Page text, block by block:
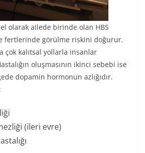
olarak ailede birinde olan HBS
fertlerinde görülme riskini doğurur.
çok kalıtsal yollarla insanlar
oluşmasının ikinci sebebi ise
dopamin hormonun azlığıdır.
(ileri evre)